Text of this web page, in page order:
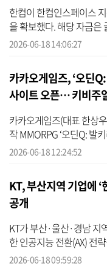
한컴이 한컴인스페이스
을 확보했다. 해당 자금은
컴은 최근 ‘소버린 에이전
2026-06-18 14:06:27
카카오게임즈, ‘오딘
사이트 오픈… 키비주
카카오게임즈(대표 한상
작 MMORPG ‘오딘Q: 발
사이트를 오픈하고, 부제
2026-06-18 12:24:52
KT, 부산지역 기업에 ‘
공개
KT가 부산·울산·경남 지
한 인공지능 전환(AX) 전
열린 ‘부산 클라우드 데이
2026-06-18 09:59:28